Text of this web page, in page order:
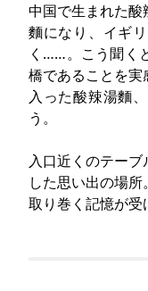
中国で生まれた
麵になり、イギ
く……。こう聞く
橋であることを実
入った酸辣湯麵
う。
入口近くのテー
した思い出の場
取り巻く記憶が受